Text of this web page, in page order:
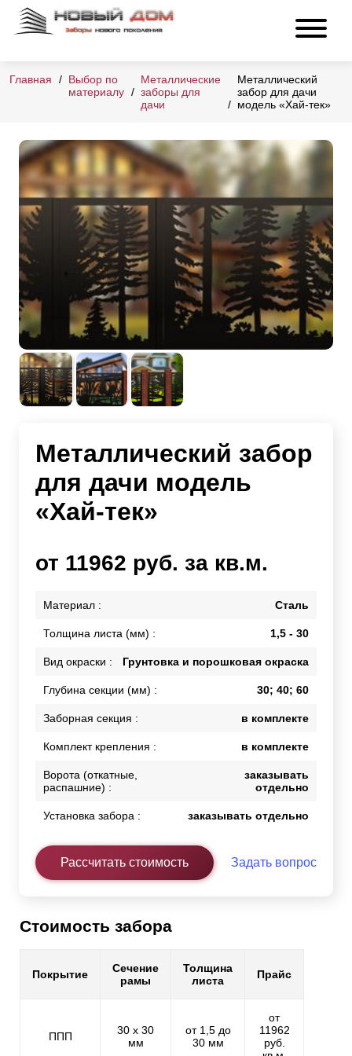
Главная
Выбор по
материалу
Металлические
заборы для
дачи
Металлический
забор для дачи
модель «Хай-тек»
Металлический забор
для дачи модель
«Хай-тек»
от 11962 руб. за кв.м.
Материал : Сталь
Толщина листа (мм) : 1,5 - 30
Вид окраски : Грунтовка и порошковая окраска
Глубина секции (мм) : 30; 40; 60
Заборная секция : в комплекте
Комплект крепления : в комплекте
Ворота (откатные,
распашние) :
заказывать
отдельно
Установка забора : заказывать отдельно
Рассчитать стоимость Задать вопрос
Стоимость забора
Покрытие
Сечение
рамы
Толщина
листа
Прайс
ППП
30 х 30
мм
от 1,5 до
30 мм
от
11962
руб.